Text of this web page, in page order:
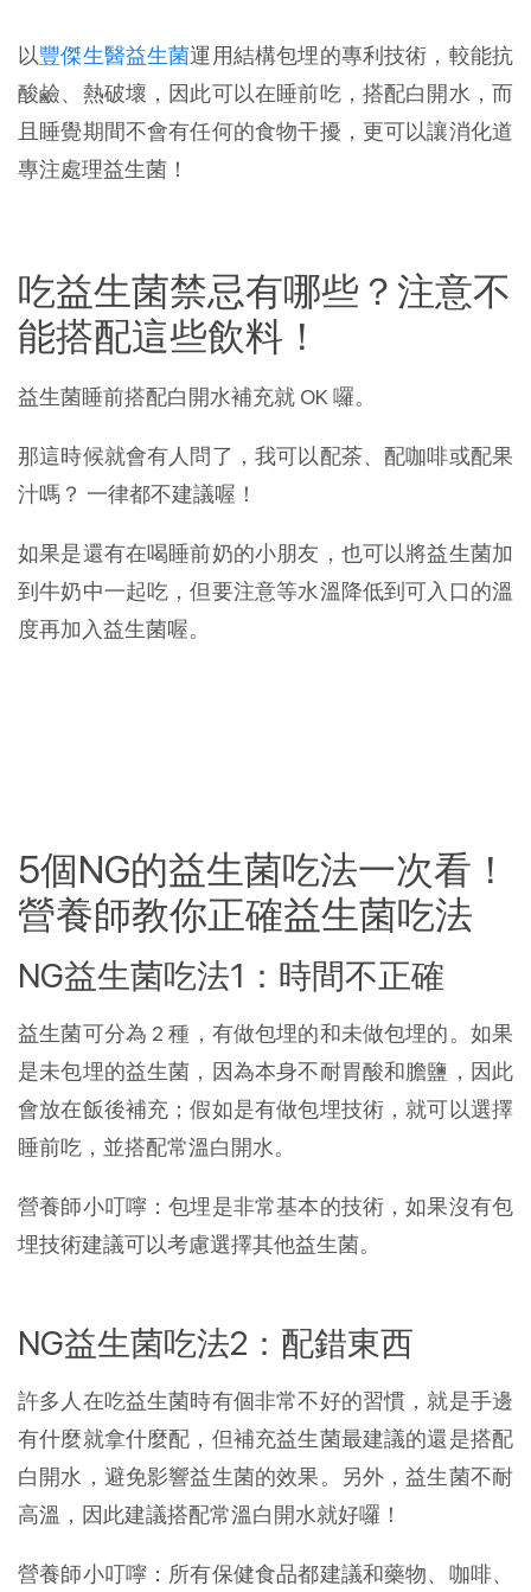
以豐傑生醫益生菌運用結構包埋的專利技術，較能抗
酸鹼、熱破壞，因此可以在睡前吃，搭配白開水，而
且睡覺期間不會有任何的食物干擾，更可以讓消化道
專注處理益生菌！
吃益生菌禁忌有哪些？注意不
能搭配這些飲料！
益生菌睡前搭配白開水補充就 OK 囉。
那這時候就會有人問了，我可以配茶、配咖啡或配果
汁嗎？ 一律都不建議喔！
如果是還有在喝睡前奶的小朋友，也可以將益生菌加
到牛奶中一起吃，但要注意等水溫降低到可入口的溫
度再加入益生菌喔。
5個NG的益生菌吃法一次看！
營養師教你正確益生菌吃法
NG益生菌吃法1：時間不正確
益生菌可分為 2 種，有做包埋的和未做包埋的。如果
是未包埋的益生菌，因為本身不耐胃酸和膽鹽，因此
會放在飯後補充；假如是有做包埋技術，就可以選擇
睡前吃，並搭配常溫白開水。
營養師小叮嚀：包埋是非常基本的技術，如果沒有包
埋技術建議可以考慮選擇其他益生菌。
NG益生菌吃法2：配錯東西
許多人在吃益生菌時有個非常不好的習慣，就是手邊
有什麼就拿什麼配，但補充益生菌最建議的還是搭配
白開水，避免影響益生菌的效果。另外，益生菌不耐
高溫，因此建議搭配常溫白開水就好囉！
營養師小叮嚀：所有保健食品都建議和藥物、咖啡、